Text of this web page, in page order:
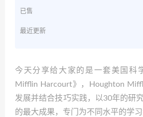
已售
最近更新
今天分享给大家的是一套美国科
Mifflin Harcourt》，Houghton
发展并结合技巧实践，以30年的研
的最大成果，专门为不同水平的学习